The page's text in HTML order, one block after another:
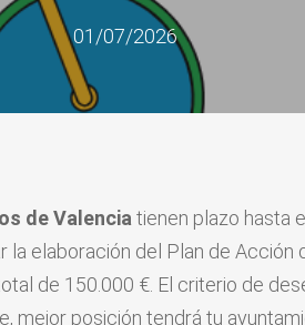
01/07/2026
de Valencia tienen plazo hasta
elaboración del Plan de Acción
de 150.000 €. El criterio de
mejor posición tendrá tu